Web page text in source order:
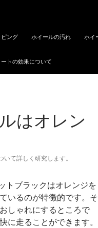
ング ホイールの汚れ ホイ
トの効果について
はオレン
て詳しく研究します。
トブラックはオレンジを
いるのが特徴的です。そ
しゃれにするところで
に走ることができます。